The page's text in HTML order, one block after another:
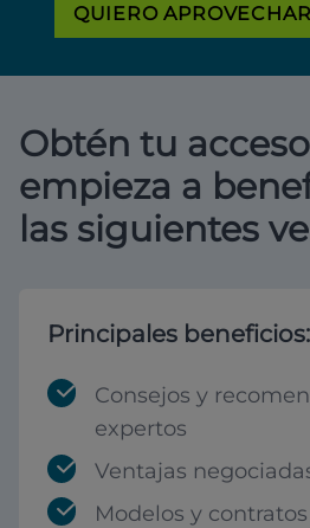
QUIERO
Obtén tu
empieza a
las siguientes
Principales beneficios:
Consejos y
expertos
Ventajas
Modelos y